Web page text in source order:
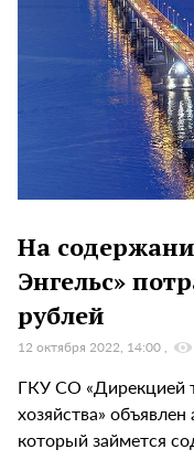
На
Энгельс»
рублей
12 октября 2022, 14:00
ГКУ СО «Дирекцией
хозяйства»
который займется